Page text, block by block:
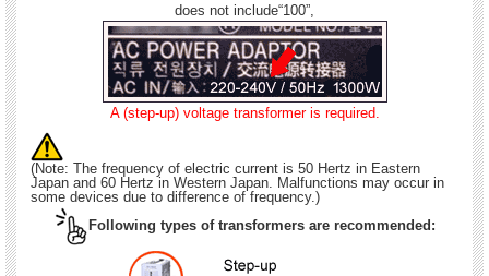
does not include“100”,
A (step-up) voltage transformer is required.
(Note: The frequency of electric current is 50 Hertz in Eastern
Japan and 60 Hertz in Western Japan. Malfunctions may occur in
some devices due to difference of frequency.)
Following types of transformers are recommended: